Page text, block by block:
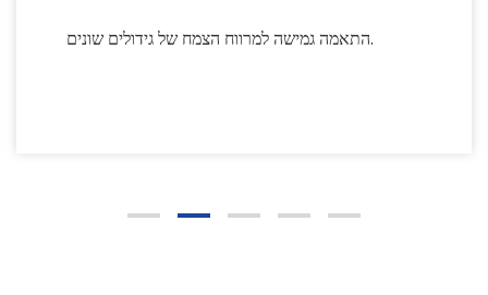
מספק אורך ברווז להחלפה המתאים לעומקי שתילה